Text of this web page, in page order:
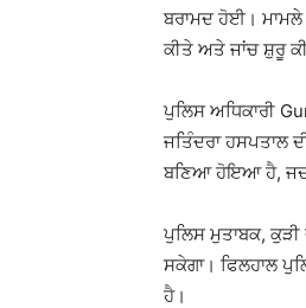
ਬਰਾਮਦ ਹੋਈ।
ਕੀਤੇ ਅਤੇ ਜਾਂਚ ਸ਼ੁਰੂ
ਪੁਲਿਸ ਅਧਿਕਾਰੀ
ਜਤਿੰਦਰਾ ਹਸਪਤਾਲ
ਬਣਿਆ ਹੋਇਆ ਹੈ,
ਪੁਲਿਸ ਮੁਤਾਬਕ,
ਸਕੇਗਾ। ਫਿਲਹਾਲ
ਹੈ।